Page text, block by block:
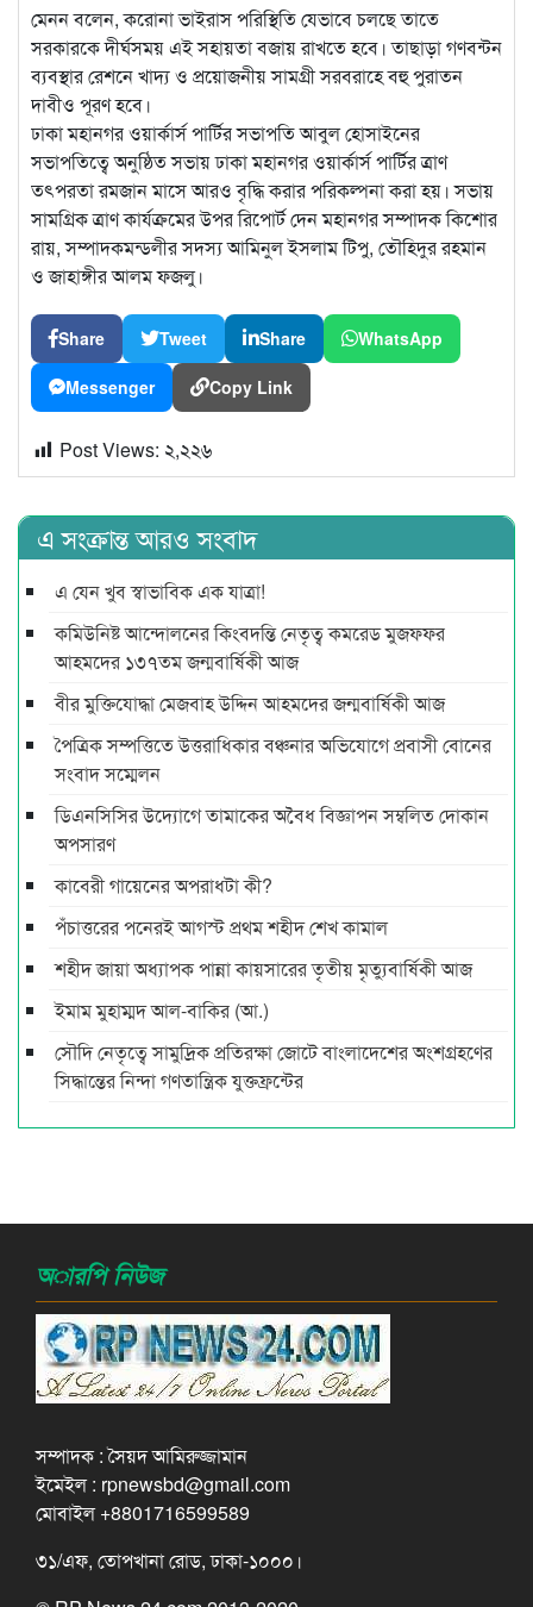
মেনন বলেন, করোনা ভাইরাস পরিস্থিতি যেভাবে চলছে তাতে
সরকারকে দীর্ঘসময় এই সহায়তা বজায় রাখতে হবে। তাছাড়া গণবন্টন
ব্যবস্থার রেশনে খাদ্য ও প্রয়োজনীয় সামগ্রী সরবরাহে বহু পুরাতন
দাবীও পূরণ হবে।
ঢাকা মহানগর ওয়ার্কার্স পার্টির সভাপতি আবুল হোসাইনের
সভাপতিত্বে অনুষ্ঠিত সভায় ঢাকা মহানগর ওয়ার্কার্স পার্টির ত্রাণ
তৎপরতা রমজান মাসে আরও বৃদ্ধি করার পরিকল্পনা করা হয়। সভায়
সামগ্রিক ত্রাণ কার্যক্রমের উপর রিপোর্ট দেন মহানগর সম্পাদক কিশোর
রায়, সম্পাদকমন্ডলীর সদস্য আমিনুল ইসলাম টিপু, তৌহিদুর রহমান
ও জাহাঙ্গীর আলম ফজলু।
Share Tweet Share WhatsApp
Messenger Copy Link
Post Views: ২,২২৬
এ সংক্রান্ত আরও সংবাদ
এ যেন খুব স্বাভাবিক এক যাত্রা!
কমিউনিষ্ট আন্দোলনের কিংবদন্তি নেতৃত্ব কমরেড মুজফ্ফর
আহমদের ১৩৭তম জন্মবার্ষিকী আজ
বীর মুক্তিযোদ্ধা মেজবাহ উদ্দিন আহমদের জন্মবার্ষিকী আজ
পৈত্রিক সম্পত্তিতে উত্তরাধিকার বঞ্চনার অভিযোগে প্রবাসী বোনের
সংবাদ সম্মেলন
ডিএনসিসির উদ্যোগে তামাকের অবৈধ বিজ্ঞাপন সম্বলিত দোকান
অপসারণ
কাবেরী গায়েনের অপরাধটা কী?
পঁচাত্তরের পনেরই আগস্ট প্রথম শহীদ শেখ কামাল
শহীদ জায়া অধ্যাপক পান্না কায়সারের তৃতীয় মৃত্যুবার্ষিকী আজ
ইমাম মুহাম্মদ আল-বাকির (আ.)
সৌদি নেতৃত্বে সামুদ্রিক প্রতিরক্ষা জোটে বাংলাদেশের অংশগ্রহণের
সিদ্ধান্তের নিন্দা গণতান্ত্রিক যুক্তফ্রন্টের
অারপি নিউজ
সম্পাদক : সৈয়দ আমিরুজ্জামান
ইমেইল : rpnewsbd@gmail.com
মোবাইল +8801716599589
৩১/এফ, তোপখানা রোড, ঢাকা-১০০০।